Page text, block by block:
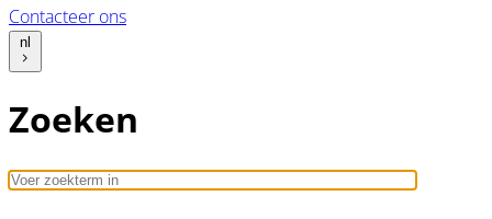
Contacteer ons
nl
Zoeken